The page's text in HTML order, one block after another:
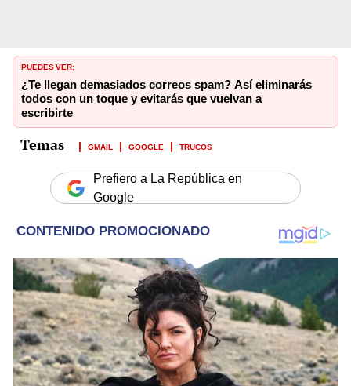
PUEDES VER:
¿Te llegan demasiados correos spam? Así eliminarás
todos con un toque y evitarás que vuelvan a
escribirte
GMAIL GOOGLE TRUCOS
Prefiero a La República en
Google